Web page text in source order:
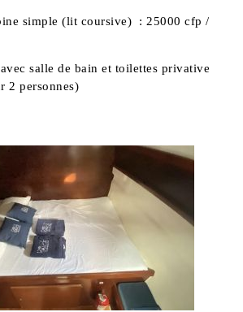
simple (lit coursive) : 25000 cfp /
salle de bain et toilettes privative
2 personnes)